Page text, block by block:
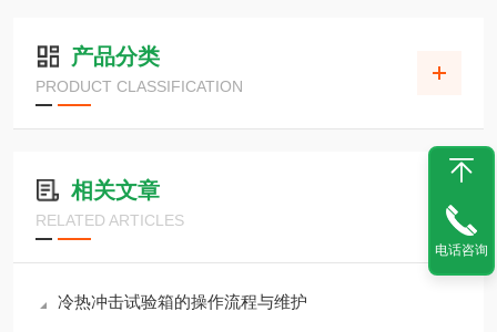
产品分类
PRODUCT CLASSIFICATION
相关文章
RELATED ARTICLES
冷热冲击试验箱的操作流程与维护
电话咨询